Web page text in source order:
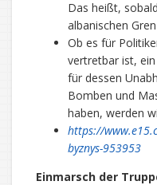
Das heißt,
albanischen
Ob es für
vertretbar ist,
für dessen
Bomben und
haben, werden
https://
byznys-953953
Einmarsch der